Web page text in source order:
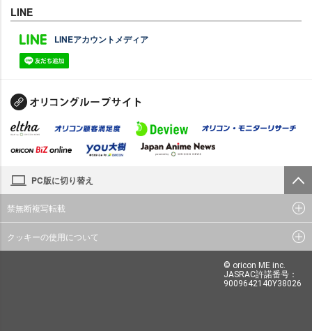
LINE
LINEアカウントメディア
PC版に切り替え
禁無断複写転載
クッキーの使用について
© oricon ME inc.
JASRAC許諾番号：
9009642140Y38026